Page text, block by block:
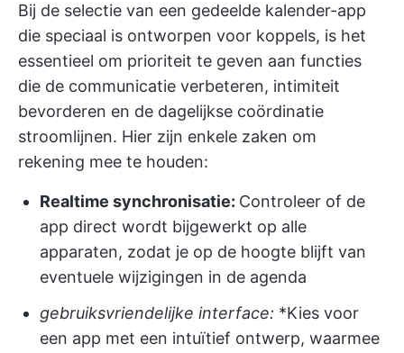
Bij de selectie van een gedeelde kalender-app
die speciaal is ontworpen voor koppels, is het
essentieel om prioriteit te geven aan functies
die de communicatie verbeteren, intimiteit
bevorderen en de dagelijkse coördinatie
stroomlijnen. Hier zijn enkele zaken om
rekening mee te houden:
Realtime synchronisatie: Controleer of de
app direct wordt bijgewerkt op alle
apparaten, zodat je op de hoogte blijft van
eventuele wijzigingen in de agenda
gebruiksvriendelijke interface: *Kies voor
een app met een intuïtief ontwerp, waarmee